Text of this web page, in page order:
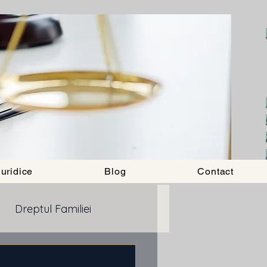
Blog Contact
Dreptul Familiei